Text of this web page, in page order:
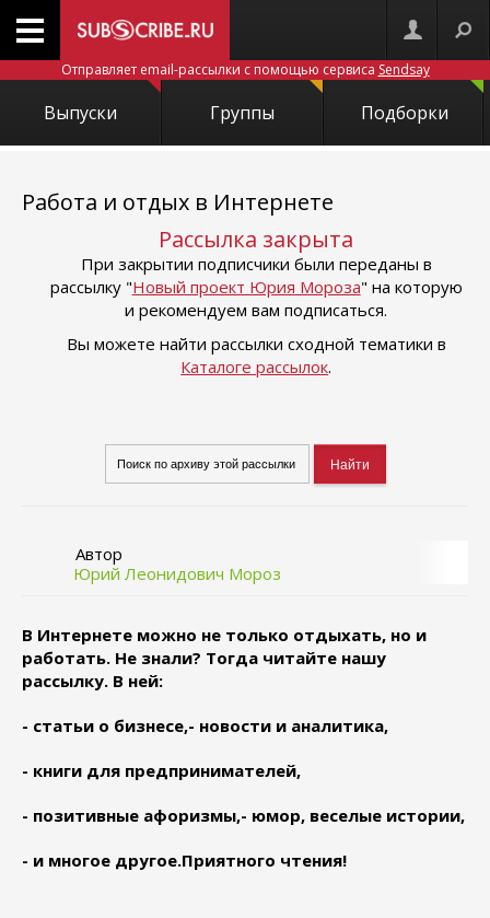
Отправляет email-рассылки с помощью сервиса Sendsay
Выпуски Группы Подборки
Работа и отдых в Интернете
Рассылка закрыта
При закрытии подписчики были переданы в
рассылку "Новый проект Юрия Мороза" на которую
и рекомендуем вам подписаться.
Вы можете найти рассылки сходной тематики в
Каталоге рассылок.
Автор
Юрий Леонидович Мороз
В Интернете можно не только отдыхать, но и
работать. Не знали? Тогда читайте нашу
рассылку. В ней:
- статьи о бизнесе,- новости и аналитика,
- книги для предпринимателей,
- позитивные афоризмы,- юмор, веселые истории,
- и многое другое.Приятного чтения!